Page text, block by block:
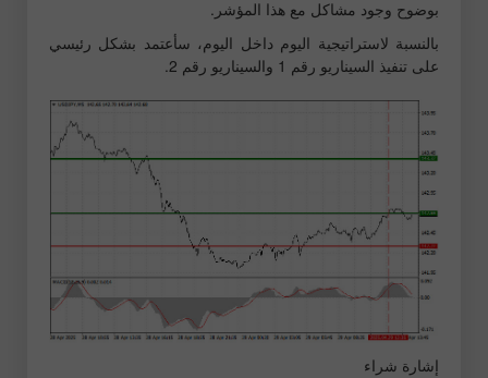
بوضوح وجود مشاكل مع هذا المؤشر.
بالنسبة لاستراتيجية اليوم داخل اليوم، سأعتمد بشكل رئيسي
على تنفيذ السيناريو رقم 1 والسيناريو رقم 2.
إشارة شراء